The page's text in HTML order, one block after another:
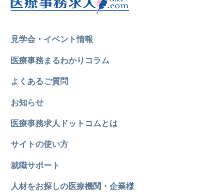
見学会・イベント情報
医療事務まるわかりコラム
よくあるご質問
お知らせ
医療事務求人ドットコムとは
サイトの使い方
就職サポート
人材をお探しの医療機関・企業様